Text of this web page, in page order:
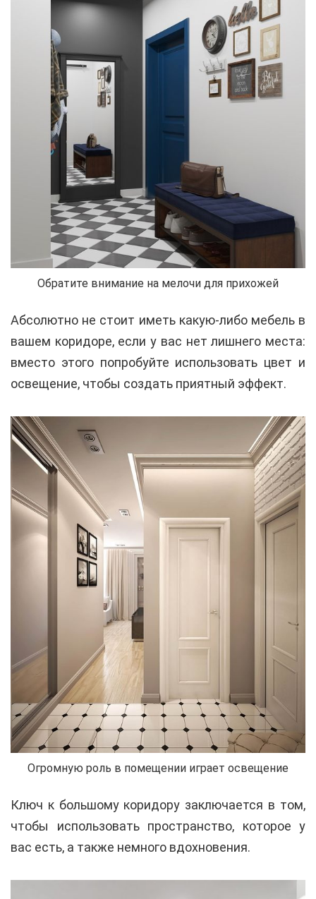
Обратите внимание на мелочи для прихожей
Абсолютно не стоит иметь какую-либо мебель в
вашем коридоре, если у вас нет лишнего места:
вместо этого попробуйте использовать цвет и
освещение, чтобы создать приятный эффект.
Огромную роль в помещении играет освещение
Ключ к большому коридору заключается в том,
чтобы использовать пространство, которое у
вас есть, а также немного вдохновения.